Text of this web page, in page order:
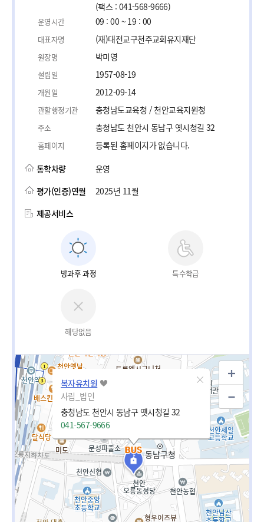
(팩스 : 041-568-9666)
운영시간 09 : 00 ~ 19 : 00
대표자명 (재)대전교구천주교회유지재단
원장명 박미영
설립일 1957-08-19
개원일 2012-09-14
관할행정기관 충청남도교육청 / 천안교육지원청
주소 충청남도 천안시 동남구 옛시청길 32
홈페이지
등록된 홈페이지가 없습니다.
통학차량
운영
평가(인증)연월
2025년 11월
제공서비스
방과후 과정 특수학급
해당없음
복자유치원
사립_법인
충청남도 천안시 동남구 옛시청길 32
041-567-9666